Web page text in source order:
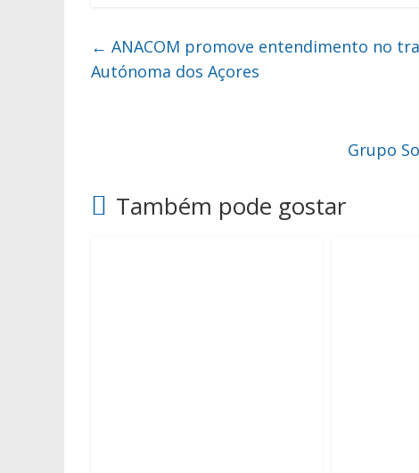
← ANACOM promove entendimento no
Autónoma dos Açores
Grupo
Também pode gostar